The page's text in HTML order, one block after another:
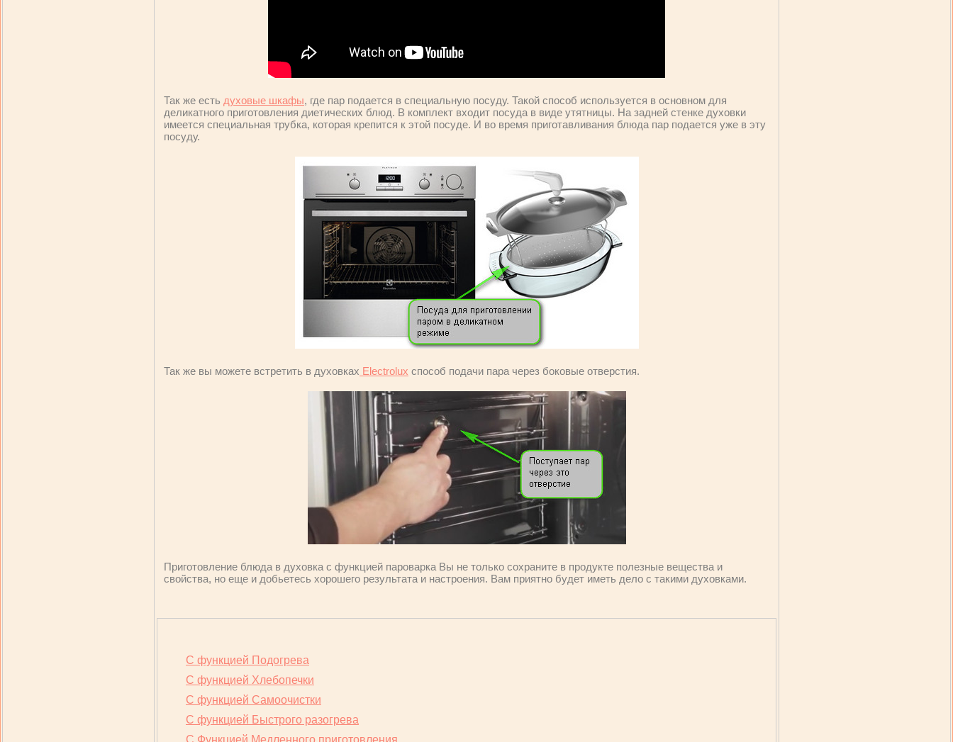
Так же есть духовые шкафы, где пар подается в специальную посуду. Такой способ используется в основном для
деликатного приготовления диетических блюд. В комплект входит посуда в виде утятницы. На задней стенке духовки
имеется специальная трубка, которая крепится к этой посуде. И во время приготавливания блюда пар подается уже в эту
посуду.
Так же вы можете встретить в духовках Electrolux способ подачи пара через боковые отверстия.
Приготовление блюда в духовка с функцией пароварка Вы не только сохраните в продукте полезные вещества и
свойства, но еще и добьетесь хорошего результата и настроения. Вам приятно будет иметь дело с такими духовками.
С функцией Подогрева
С функцией Хлебопечки
С функцией Самоочистки
С функцией Быстрого разогрева
С Функцией Медленного приготовления